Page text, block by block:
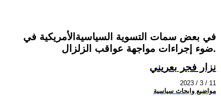
في بعض سمات التسوية السياسيةالأمريكية في
ضوء إجراءات مواجهة عواقب الزلزال.
نزار فجر بعريني
2023 / 3 / 11
مواضيع وابحاث سياسية